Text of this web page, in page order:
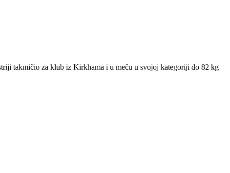
takmičio za klub iz Kirkhama i u meču u svojoj kategoriji do 82 kg